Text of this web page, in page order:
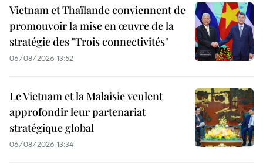
Vietnam et Thaïlande conviennent de
promouvoir la mise en œuvre de la
stratégie des "Trois connectivités"
06/08/2026 13:52
Le Vietnam et la Malaisie veulent
approfondir leur partenariat
stratégique global
06/08/2026 13:34